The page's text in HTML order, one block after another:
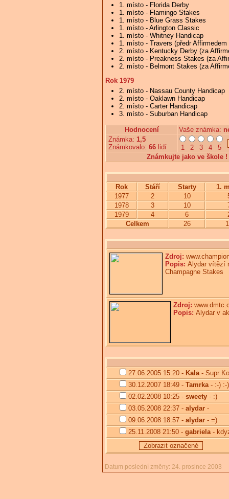
1. místo - Florida Derby
1. místo - Flamingo Stakes
1. místo - Blue Grass Stakes
1. místo - Arlington Classic
1. místo - Whitney Handicap
1. místo - Travers (předr
2. místo - Kentucky Derby (za
2. místo - Preakness Stakes (za
2. místo - Belmont Stakes (za
Rok 1979
2. místo - Nassau County Handicap
2. místo - Oaklawn Handicap
2. místo - Carter Handicap
3. místo - Suburban Handicap
Hodnocení Vaše známka:
Známka: 1,5
Známkovalo: 66 lidí 1 2 3 4
5
Známkujte jako ve škole !
Rok Stáří Starty
1.
1977
2 10
1978
3 10
1979
4 6
Celkem
26
Zdroj:
Popis: Alydar vítězí
Champagne Stakes
Zdroj:
Popis: Alydar v
27.06.2005 15:20 - Kala - Supr
30.12.2007 18:49 - Tamrka - :-) :-
02.02.2008 10:25 - sweety - :)
03.05.2008 22:37 - alydar -
09.06.2008 18:57 - alydar - =)
25.11.2008 21:50 - gabriela -
Zobrazit označené
Datum poslední změny: 24. prosince 2003